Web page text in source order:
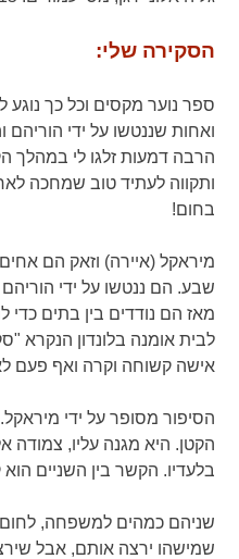
הסקירה שלי:
ספר נוער מקסים וכל כך נוגע
ואחות שננטשו על ידי הוריהם
הרבה דמעות זלגו לי במהלך
ותקווה לעתיד טוב שמחכה
בחום!
מיראקל (איירה) וזאק הם
שבע. הם ננטשו על ידי
מאז הם נודדים בין בתים
לבית אומנה בלונדון הנקרא
אישה קשוחה וקרה ואף פעם
הסיפור מסופר על ידי
הקטן. היא מגנה עליו, צמודה
בלעדיו. הקשר בין השניים
שניהם כמהים למשפחה,
שמישהו ירצה אותם, אבל